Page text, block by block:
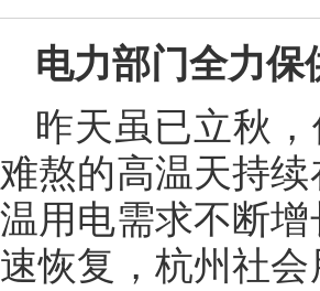
电力部门全力保
昨天虽已立秋
难熬的高温天持
温用电需求不断
速恢复，杭州社